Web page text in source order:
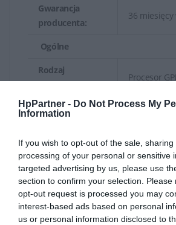
HpPartner - Do Not Process My
Information
If you wish to opt-out of the sale,
processing of your personal or sensitive
targeted advertising by us, please use
section to confirm your selection.
opt-out request is processed you may
interest-based ads based on personal
us or personal information disclosed to
Gwarancja
producenta:
36
Ogólne
Rodzaj
urządzenia:
Procesor
Typ magistrali: PCI Express
Rdzenie CUDA: 10752
Charakterystyka:
gniazdami
Pamięć